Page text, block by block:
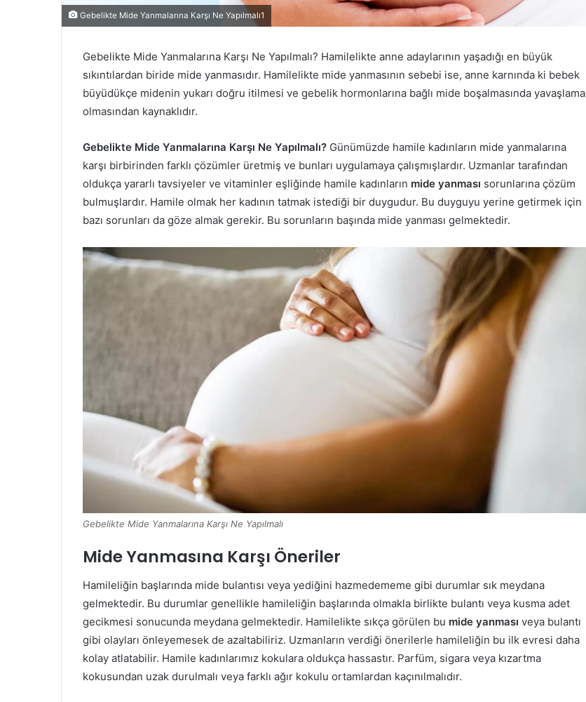
Gebelikte Mide Yanmalarına Karşı Ne Yapılmalı1
Gebelikte Mide Yanmalarına Karşı Ne Yapılmalı? Hamilelikte anne adaylarının yaşadığı en büyük
sıkıntılardan biride mide yanmasıdır. Hamilelikte mide yanmasının sebebi ise, anne karnında ki bebek
büyüdükçe midenin yukarı doğru itilmesi ve gebelik hormonlarına bağlı mide boşalmasında yavaşlama
olmasından kaynaklıdır.
Gebelikte Mide Yanmalarına Karşı Ne Yapılmalı? Günümüzde hamile kadınların mide yanmalarına
karşı birbirinden farklı çözümler üretmiş ve bunları uygulamaya çalışmışlardır. Uzmanlar tarafından
oldukça yararlı tavsiyeler ve vitaminler eşliğinde hamile kadınların mide yanması sorunlarına çözüm
bulmuşlardır. Hamile olmak her kadının tatmak istediği bir duygudur. Bu duyguyu yerine getirmek için
bazı sorunları da göze almak gerekir. Bu sorunların başında mide yanması gelmektedir.
Gebelikte Mide Yanmalarına Karşı Ne Yapılmalı
Mide Yanmasına Karşı Öneriler
Hamileliğin başlarında mide bulantısı veya yediğini hazmedememe gibi durumlar sık meydana
gelmektedir. Bu durumlar genellikle hamileliğin başlarında olmakla birlikte bulantı veya kusma adet
gecikmesi sonucunda meydana gelmektedir. Hamilelikte sıkça görülen bu mide yanması veya bulantı
gibi olayları önleyemesek de azaltabiliriz. Uzmanların verdiği önerilerle hamileliğin bu ilk evresi daha
kolay atlatabilir. Hamile kadınlarımız kokulara oldukça hassastır. Parfüm, sigara veya kızartma
kokusundan uzak durulmalı veya farklı ağır kokulu ortamlardan kaçınılmalıdır.